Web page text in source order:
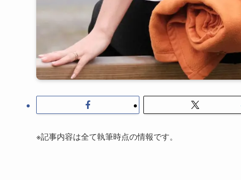
※記事内容は全て執筆時点の情報です。